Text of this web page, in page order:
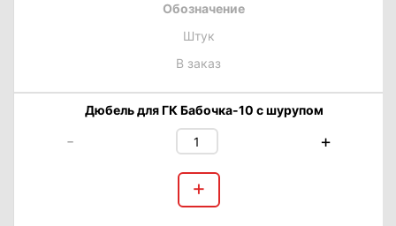
Обозначение
Штук
В заказ
Дюбель для ГК Бабочка-10 с шурупом
- +
+